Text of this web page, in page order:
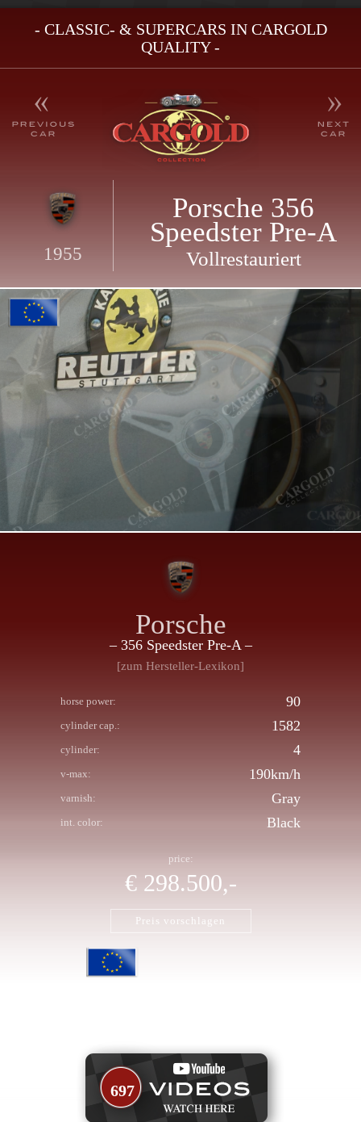
- CLASSIC- & SUPERCARS IN CARGOLD
QUALITY -
1955
Porsche 356
Speedster Pre-A
Vollrestauriert
Porsche
– 356 Speedster Pre-A –
[zum Hersteller-Lexikon]
horse power: 90
cylinder cap.: 1582
cylinder: 4
v-max: 190km/h
varnish: Gray
int. color: Black
price:
€ 298.500,-
Preis vorschlagen
697